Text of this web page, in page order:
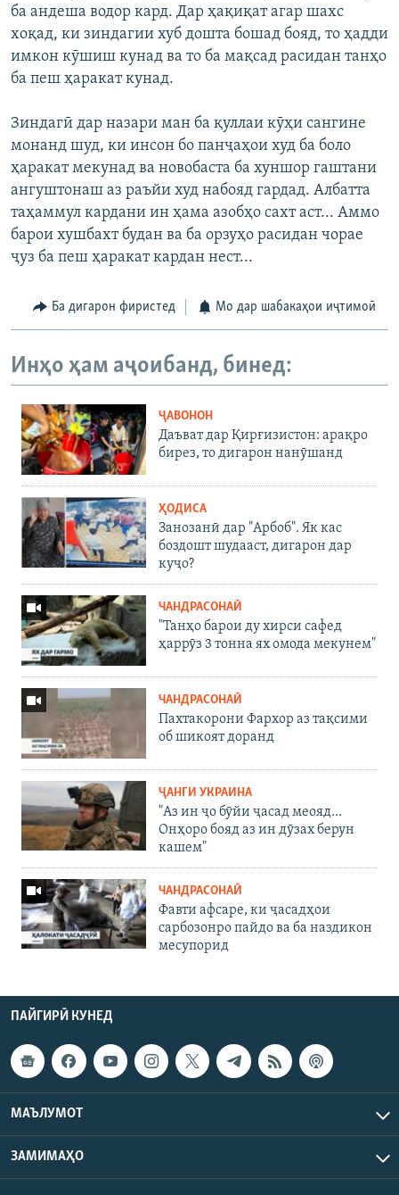
ба андеша водор кард. Дар ҳақиқат агар шахс
хоқад, ки зиндагии хуб дошта бошад бояд, то ҳадди
имкон кӯшиш кунад ва то ба мақсад расидан танҳо
ба пеш ҳаракат кунад.
Зиндагӣ дар назари ман ба қуллаи кӯҳи сангине
монанд шуд, ки инсон бо панҷаҳои худ ба боло
ҳаракат мекунад ва новобаста ба хуншор гаштани
ангуштонаш аз раъйи худ набояд гардад. Албатта
таҳаммул кардани ин ҳама азобҳо сахт аст... Аммо
барои хушбахт будан ва ба орзуҳо расидан чорае
ҷуз ба пеш ҳаракат кардан нест...
Ба дигарон фиристед Мо дар шабакаҳои иҷтимоӣ
Инҳо ҳам аҷоибанд, бинед:
ҶАВОНОН
Даъват дар Қирғизистон: арақро
бирез, то дигарон нанӯшанд
ҲОДИСА
Занозанӣ дар "Арбоб". Як кас
боздошт шудааст, дигарон дар
куҷо?
ЧАНДРАСОНАӢ
"Танҳо барои ду хирси сафед
ҳаррӯз 3 тонна ях омода мекунем"
ЧАНДРАСОНАӢ
Пахтакорони Фархор аз тақсими
об шикоят доранд
ҶАНГИ УКРАИНА
"Аз ин ҷо бӯйи ҷасад меояд…
Онҳоро бояд аз ин дӯзах берун
кашем"
ЧАНДРАСОНАӢ
Фавти афсаре, ки ҷасадҳои
сарбозонро пайдо ва ба наздикон
месупорид
ПАЙГИРӢ КУНЕД
МАЪЛУМОТ
ЗАМИМАҲО